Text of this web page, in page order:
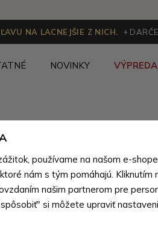
NA LACNEJŠIE Z NICH. +
NOVINKY
kabelka
Brylee
používame na našom e-
nám s tým pomáhajú. Kliknutím
našim partnerom pre
si môžete upraviť